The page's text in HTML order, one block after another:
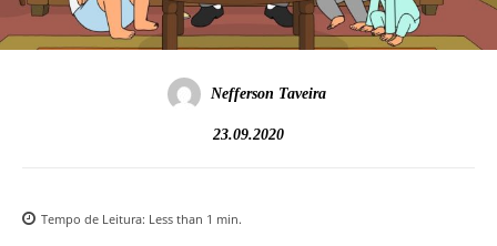
Nefferson Taveira
23.09.2020
Tempo de Leitura: Less than 1 min.